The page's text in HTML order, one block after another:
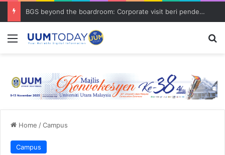
Program Mobility Inbound: Global Nexus USU x UUM 2026 perkukuh sinergi akademik dan budaya serantau
Menu
Home /Campus
Campus